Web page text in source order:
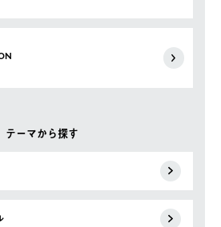
テーマから探す